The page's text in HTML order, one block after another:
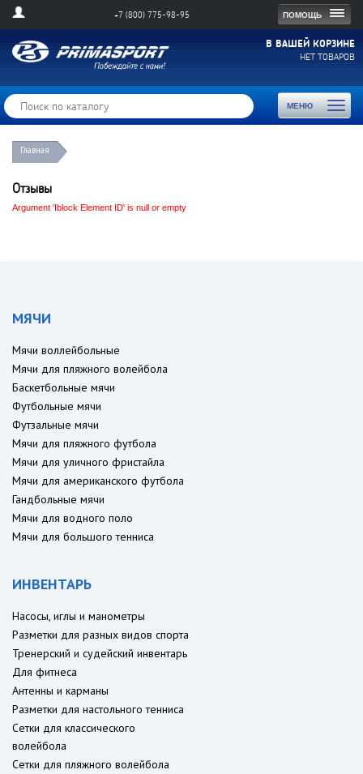
ПОМОЩЬ
+7 (800) 775-98-95
В ВАШЕЙ КОРЗИНЕ
НЕТ ТОВАРОВ
МЕНЮ
Toggle
Главная
Отзывы
Argument 'Iblock Element ID' is null or empty
МЯЧИ
Мячи воллейбольные
Мячи для пляжного волейбола
Баскетбольные мячи
Футбольные мячи
Футзальные мячи
Мячи для пляжного футбола
Мячи для уличного фристайла
Мячи для американского футбола
Гандбольные мячи
Мячи для водного поло
Мячи для большого тенниса
ИНВЕНТАРЬ
Насосы, иглы и манометры
Разметки для разных видов спорта
Тренерский и судейский инвентарь
Для фитнеса
Антенны и карманы
Разметки для настольного тенниса
Сетки для классического
волейбола
Сетки для пляжного волейбола